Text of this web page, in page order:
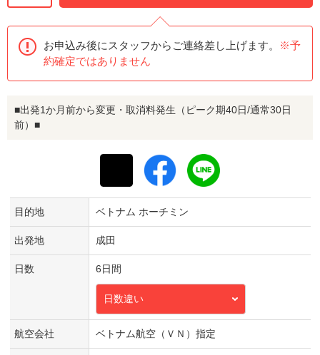
お申込み後にスタッフからご連絡差し上げます。
※予
約確定ではありません
■出発1か月前から変更・取消料発生（ピーク期40日/通常30日
前）■
目的地 ベトナム ホーチミン
出発地 成田
日数 6日間
日数違い
航空会社 ベトナム航空（ＶＮ）指定